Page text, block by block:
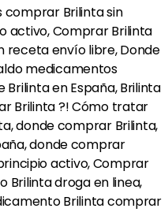
comprar Brilinta sin
activo, Comprar Brilinta
receta envío libre, Donde
medicamentos
en España, Brilinta
Brilinta ?! Cómo tratar
donde comprar Brilinta,
donde comprar
activo, Comprar
Brilinta droga en linea,
Brilinta comprar